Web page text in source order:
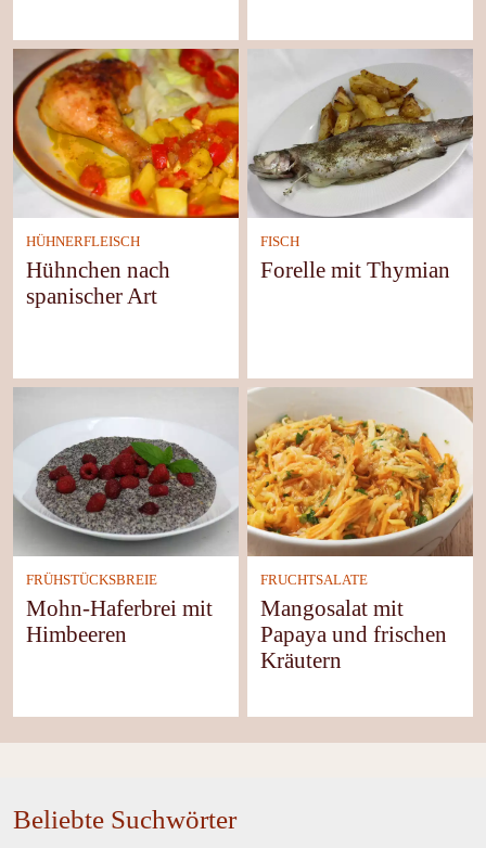
HÜHNERFLEISCH
Hühnchen nach
spanischer Art
FISCH
Forelle mit Thymian
FRÜHSTÜCKSBREIE
Mohn-Haferbrei mit
Himbeeren
FRUCHTSALATE
Mangosalat mit
Papaya und frischen
Kräutern
Beliebte Suchwörter